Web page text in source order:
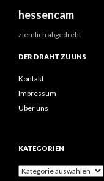
hessencam
ziemlich abgedreht
DER DRAHT ZU UNS
Kontakt
Impressum
Über uns
KATEGORIEN
Kategorien